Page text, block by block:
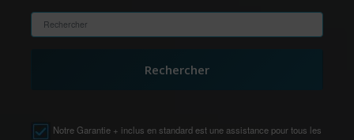
Rechercher
Notre Garantie + inclus en standard est une assistance pour tous les